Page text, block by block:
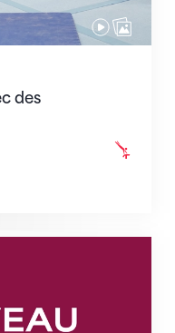
des
dès le 1er août